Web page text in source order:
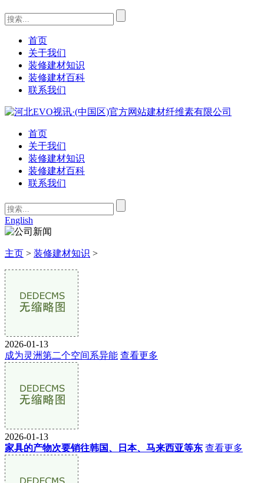
首页
关于我们
装修建材知识
装修建材百科
联系我们
首页
关于我们
装修建材知识
装修建材百科
联系我们
English
主页 > 装修建材知识 >
2026-01-13
成为灵洲第二个空间系异能 查看更多
2026-01-13
家具的产物次要销往韩国、日本、马来西亚等东 查看更多